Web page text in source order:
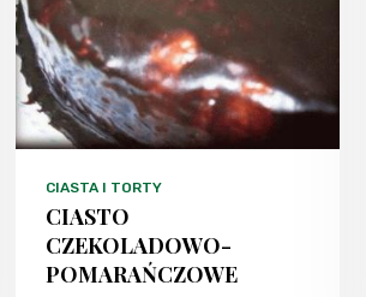
CIASTA I TORTY
CIASTO
CZEKOLADOWO-
POMARAŃCZOWE